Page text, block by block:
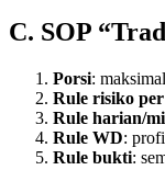
C. SOP
Porsi:
Rule risiko
Rule harian/
Rule WD:
Rule bukti: